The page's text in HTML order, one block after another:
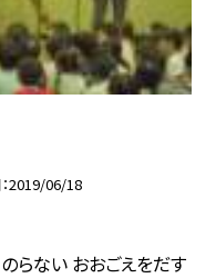
2019/06/18
らない おおごえをだす